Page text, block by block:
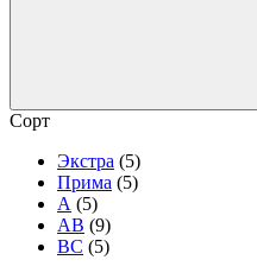
Сорт
Экстра (5)
Прима (5)
А (5)
АВ (9)
ВС (5)